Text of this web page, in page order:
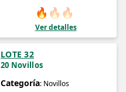
🔥 🔥 🔥
Ver detalles
LOTE 32
20 Novillos
Categoría: Novillos